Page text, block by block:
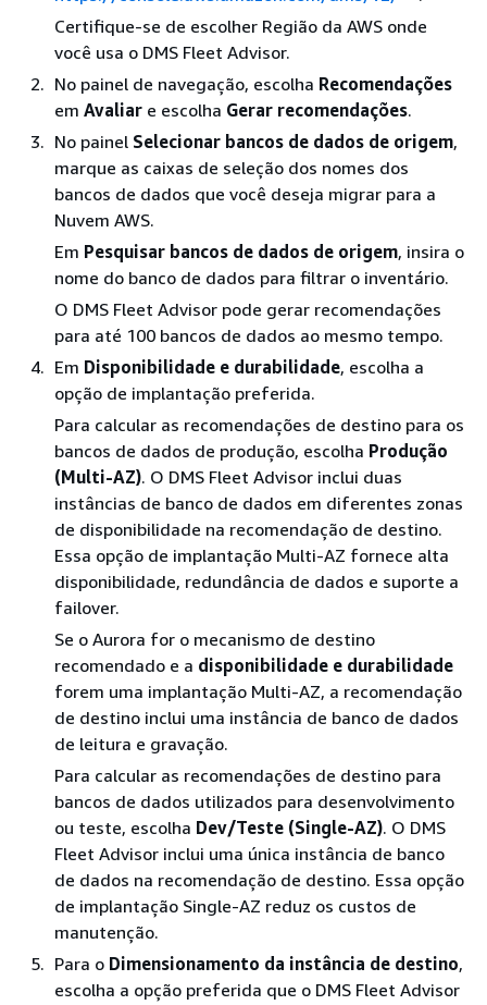
Certifique-se de escolher Região da AWS onde
você usa o DMS Fleet Advisor.
No painel de navegação, escolha Recomendações
em Avaliar e escolha Gerar recomendações.
No painel Selecionar bancos de dados de origem,
marque as caixas de seleção dos nomes dos
bancos de dados que você deseja migrar para a
Nuvem AWS.
Em Pesquisar bancos de dados de origem, insira o
nome do banco de dados para filtrar o inventário.
O DMS Fleet Advisor pode gerar recomendações
para até 100 bancos de dados ao mesmo tempo.
Em Disponibilidade e durabilidade, escolha a
opção de implantação preferida.
Para calcular as recomendações de destino para os
bancos de dados de produção, escolha Produção
(Multi-AZ). O DMS Fleet Advisor inclui duas
instâncias de banco de dados em diferentes zonas
de disponibilidade na recomendação de destino.
Essa opção de implantação Multi-AZ fornece alta
disponibilidade, redundância de dados e suporte a
failover.
Se o Aurora for o mecanismo de destino
recomendado e a disponibilidade e durabilidade
forem uma implantação Multi-AZ, a recomendação
de destino inclui uma instância de banco de dados
de leitura e gravação.
Para calcular as recomendações de destino para
bancos de dados utilizados para desenvolvimento
ou teste, escolha Dev/Teste (Single-AZ). O DMS
Fleet Advisor inclui uma única instância de banco
de dados na recomendação de destino. Essa opção
de implantação Single-AZ reduz os custos de
manutenção.
Para o Dimensionamento da instância de destino,
escolha a opção preferida que o DMS Fleet Advisor